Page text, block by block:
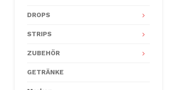
DROPS
STRIPS
ZUBEHÖR
GETRÄNKE